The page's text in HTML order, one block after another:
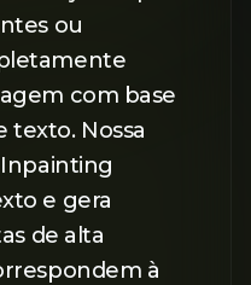
ou
com base
texto. Nossa
e gera
de alta
à